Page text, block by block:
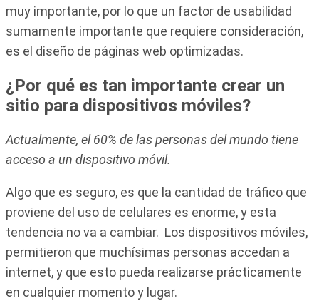
muy importante, por lo que un factor de usabilidad
sumamente importante que requiere consideración,
es el diseño de páginas web optimizadas.
¿Por qué es tan importante crear un
sitio para dispositivos móviles?
Actualmente, el 60% de las personas del mundo tiene
acceso a un dispositivo móvil.
Algo que es seguro, es que la cantidad de tráfico que
proviene del uso de celulares es enorme, y esta
tendencia no va a cambiar. Los dispositivos móviles,
permitieron que muchísimas personas accedan a
internet, y que esto pueda realizarse prácticamente
en cualquier momento y lugar.